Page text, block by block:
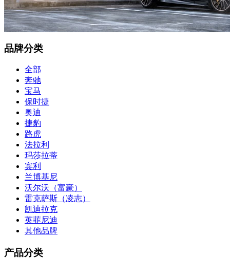
品牌分类
全部
奔驰
宝马
保时捷
奥迪
捷豹
路虎
法拉利
玛莎拉蒂
宾利
兰博基尼
沃尔沃（富豪）
雷克萨斯（凌志）
凯迪拉克
英菲尼迪
其他品牌
产品分类